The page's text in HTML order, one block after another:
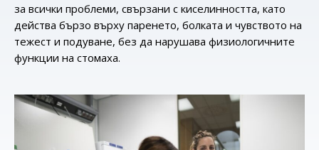
за всички проблеми, свързани с киселинността, като
действа бързо върху паренето, болката и чувството на
тежест и подуване, без да нарушава физиологичните
функции на стомаха.